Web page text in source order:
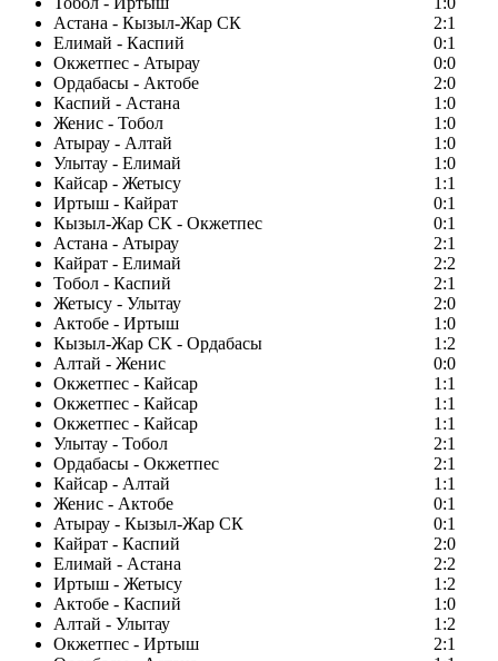
Астана - Кызыл-Жар СК
2:1
Елимай - Каспий
0:1
Окжетпес - Атырау
0:0
Ордабасы - Актобе
2:0
Каспий - Астана
1:0
Женис - Тобол
1:0
Атырау - Алтай
1:0
Улытау - Елимай
1:0
Кайсар - Жетысу
1:1
Иртыш - Кайрат
0:1
Кызыл-Жар СК - Окжетпес
0:1
Астана - Атырау
2:1
Кайрат - Елимай
2:2
Тобол - Каспий
2:1
Жетысу - Улытау
2:0
Актобе - Иртыш
1:0
Кызыл-Жар СК - Ордабасы
1:2
Алтай - Женис
0:0
Окжетпес - Кайсар
1:1
Окжетпес - Кайсар
1:1
Окжетпес - Кайсар
1:1
Улытау - Тобол
2:1
Ордабасы - Окжетпес
2:1
Кайсар - Алтай
1:1
Женис - Актобе
0:1
Атырау - Кызыл-Жар СК
0:1
Кайрат - Каспий
2:0
Елимай - Астана
2:2
Иртыш - Жетысу
1:2
Актобе - Каспий
1:0
Алтай - Улытау
1:2
Окжетпес - Иртыш
2:1